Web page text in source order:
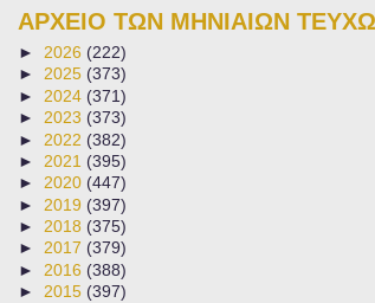
ΑΡΧΕΙΟ ΤΩΝ ΜΗΝΙΑΙΩΝ
► 2026 (222)
► 2025 (373)
► 2024 (371)
► 2023 (373)
► 2022 (382)
► 2021 (395)
► 2020 (447)
► 2019 (397)
► 2018 (375)
► 2017 (379)
► 2016 (388)
► 2015 (397)